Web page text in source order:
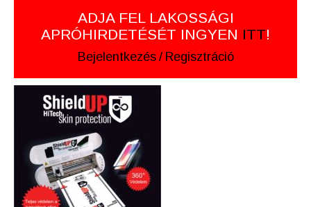
ADJA FEL LAKOSSÁGI
APRÓHIRDETÉSÉT INGYEN ITT!
Bejelentkezés / Regisztráció